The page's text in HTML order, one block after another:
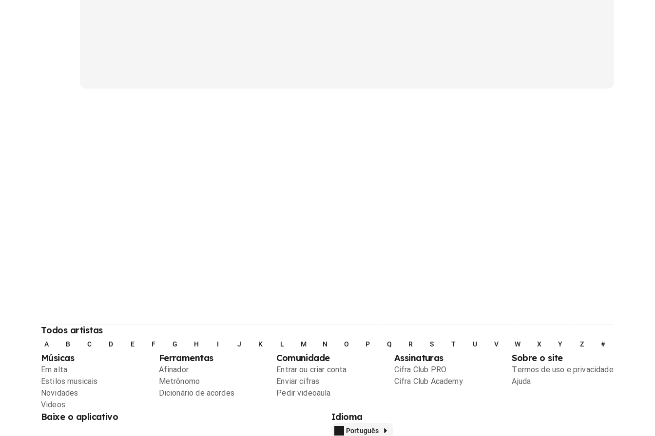
Todos artistas
A B C D E F G H I J K L M N O P Q R S T U V W X Y Z #
Músicas
Em alta
Estilos musicais
Novidades
Videos
Ferramentas
Afinador
Metrônomo
Dicionário de acordes
Comunidade
Entrar ou criar conta
Enviar cifras
Pedir videoaula
Assinaturas
Cifra Club PRO
Cifra Club Academy
Sobre o site
Termos de uso e privacidade
Ajuda
Baixe o aplicativo Idioma
Português